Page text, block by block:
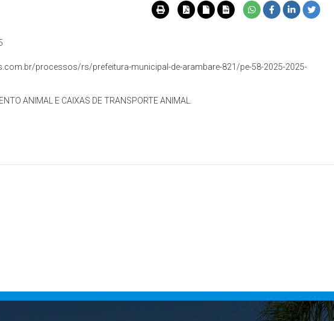
processos/rs/prefeitura-municipal-de-arambare-821/pe-58-2025-2025-
ANIMAL E CAIXAS DE TRANSPORTE ANIMAL.